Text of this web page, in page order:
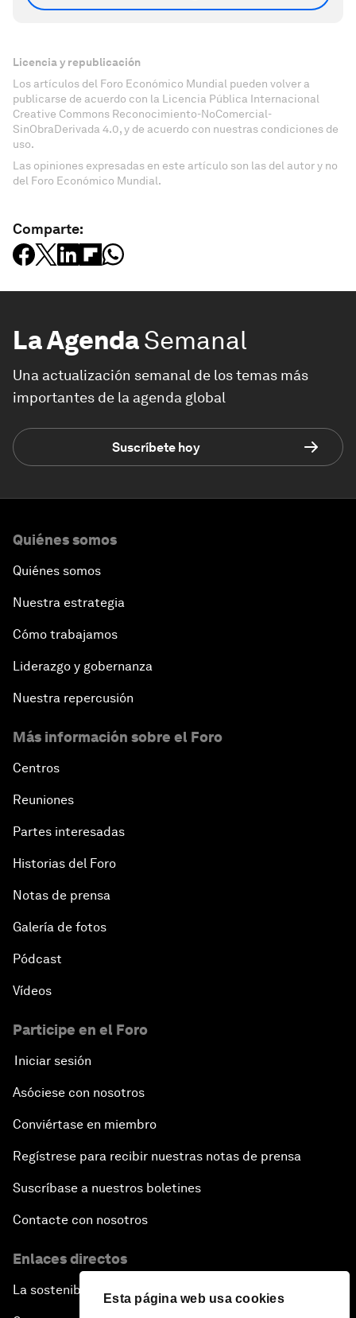
Esta página web usa cookies
Licencia y republicación
Los artículos del Foro Económico Mundial pueden volver a
publicarse de acuerdo con la Licencia Pública Internacional
Creative Commons Reconocimiento-NoComercial-
SinObraDerivada 4.0, y de acuerdo con nuestras condiciones de
uso.
Las opiniones expresadas en este artículo son las del autor y no
del Foro Económico Mundial.
Comparte:
La AgendaSemanal
Una actualización semanal de los temas más
importantes de la agenda global
Suscríbete hoy
Quiénes somos
Quiénes somos
Nuestra estrategia
Cómo trabajamos
Liderazgo y gobernanza
Nuestra repercusión
Más información sobre el Foro
Centros
Reuniones
Partes interesadas
Historias del Foro
Notas de prensa
Galería de fotos
Pódcast
Vídeos
Participe en el Foro
Iniciar sesión
Asóciese con nosotros
Conviértase en miembro
Regístrese para recibir nuestras notas de prensa
Suscríbase a nuestros boletines
Contacte con nosotros
Enlaces directos
La sostenibilidad en el Foro